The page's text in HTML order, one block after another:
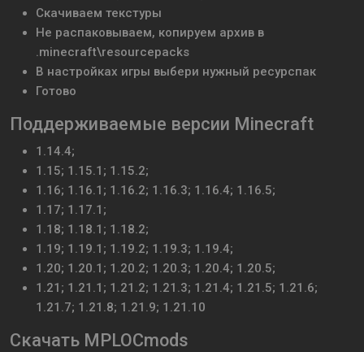
Скачиваем текстуры
Не распаковываем, копируем архив в
.minecraft\resourcepacks
В настройках игры выбери нужный ресурспак
Готово
Поддерживаемые версии Minecraft
1.14.4;
1.15; 1.15.1; 1.15.2;
1.16; 1.16.1; 1.16.2; 1.16.3; 1.16.4; 1.16.5;
1.17; 1.17.1;
1.18; 1.18.1; 1.18.2;
1.19; 1.19.1; 1.19.2; 1.19.3; 1.19.4;
1.20; 1.20.1; 1.20.2; 1.20.3; 1.20.4; 1.20.5;
1.21; 1.21.1; 1.21.2; 1.21.3; 1.21.4; 1.21.5; 1.21.6;
1.21.7; 1.21.8; 1.21.9; 1.21.10
Скачать MPLOCmods